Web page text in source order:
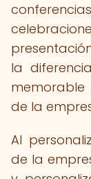
la
de la
Al
de la